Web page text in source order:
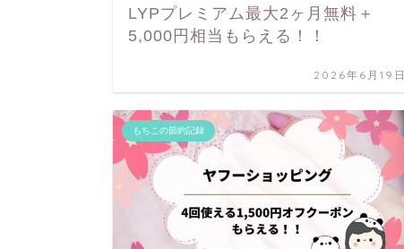
LYPプレミアム最大2ヶ月無料＋
5,000円相当もらえる！！
2026年6月19日
もちこの節約記録